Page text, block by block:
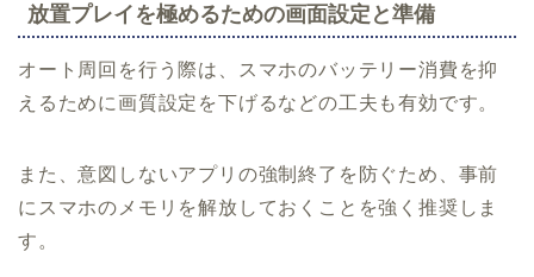
放置プレイを極めるための画面設定と準備
オート周回を行う際は、スマホのバッテリー消費を抑
えるために画質設定を下げるなどの工夫も有効です。
また、意図しないアプリの強制終了を防ぐため、事前
にスマホのメモリを解放しておくことを強く推奨しま
す。